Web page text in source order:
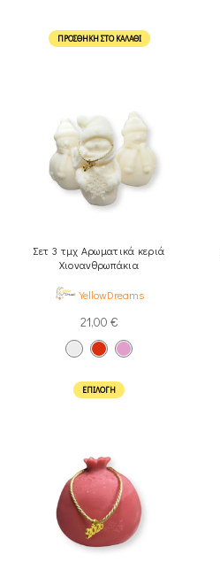
ΠΡΟΣΘΉΚΗ ΣΤΟ ΚΑΛΆΘΙ
Σετ 3 τμχ Αρωματικά κεριά
Χιονανθρωπάκια
YellowDreams
21,00 €
ΕΠΙΛΟΓΉ